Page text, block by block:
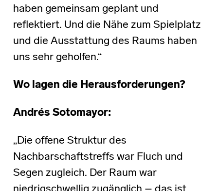
haben gemeinsam geplant und
reflektiert. Und die Nähe zum Spielplatz
und die Ausstattung des Raums haben
uns sehr geholfen.“
Wo lagen die Herausforderungen?
Andrés Sotomayor:
„Die offene Struktur des
Nachbarschaftstreffs war Fluch und
Segen zugleich. Der Raum war